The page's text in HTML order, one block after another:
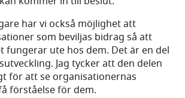
har vi också möjlighet att
som beviljas bidrag så att
fungerar ute hos dem. Det är en del
Jag tycker att den delen
för att se organisationernas
förståelse för dem.